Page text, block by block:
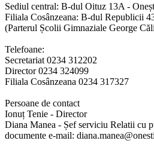
Sediul central: B-dul Oituz 13A -
Filiala Cosânzeana: B-dul Republicii
(Parterul Școlii Gimnaziale George
Telefoane:
Secretariat 0234 312202
Director 0234 324099
Filiala Cosânzeana 0234 317327
Persoane de contact
Ionuț Tenie - Director
Diana Manea - Șef serviciu Relatii cu
documente e-mail: